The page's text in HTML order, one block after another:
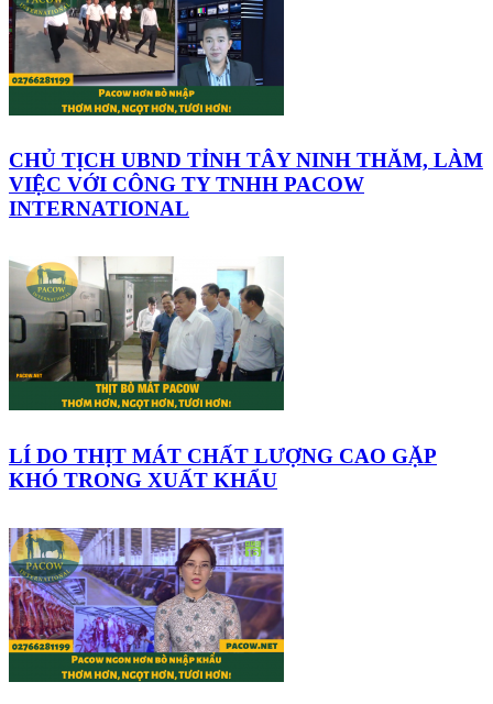
CHỦ TỊCH UBND TỈNH TÂY NINH THĂM, LÀM
VIỆC VỚI CÔNG TY TNHH PACOW
INTERNATIONAL
LÍ DO THỊT MÁT CHẤT LƯỢNG CAO GẶP
KHÓ TRONG XUẤT KHẨU